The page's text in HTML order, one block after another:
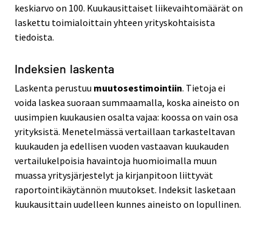
keskiarvo on 100. Kuukausittaiset liikevaihtomäärät on
laskettu toimialoittain yhteen yrityskohtaisista
tiedoista.
Indeksien laskenta
Laskenta perustuu muutosestimointiin. Tietoja ei
voida laskea suoraan summaamalla, koska aineisto on
uusimpien kuukausien osalta vajaa: koossa on vain osa
yrityksistä. Menetelmässä vertaillaan tarkasteltavan
kuukauden ja edellisen vuoden vastaavan kuukauden
vertailukelpoisia havaintoja huomioimalla muun
muassa yritysjärjestelyt ja kirjanpitoon liittyvät
raportointikäytännön muutokset. Indeksit lasketaan
kuukausittain uudelleen kunnes aineisto on lopullinen.